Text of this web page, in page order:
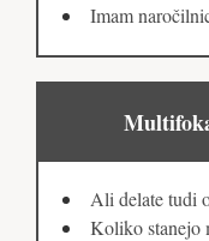
Imam
Ali delate tudi
Koliko stanejo